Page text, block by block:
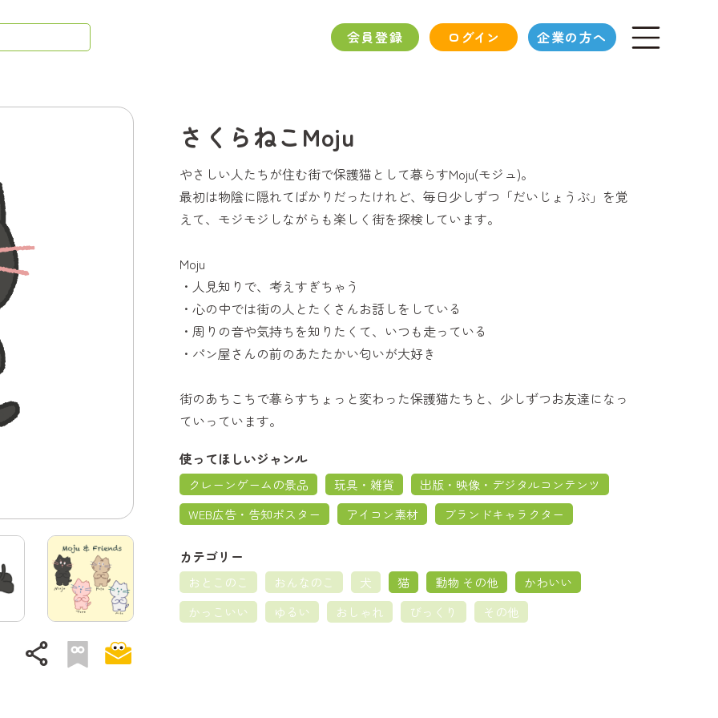
会員登録 ログイン 企業の方へ
share
さくらねこMoju
やさしい人たちが住む街で保護猫として暮らすMoju(モジュ)。
最初は物陰に隠れてばかりだったけれど、毎日少しずつ「だいじょうぶ」を覚
えて、モジモジしながらも楽しく街を探検しています。
Moju
・人見知りで、考えすぎちゃう
・心の中では街の人とたくさんお話しをしている
・周りの音や気持ちを知りたくて、いつも走っている
・パン屋さんの前のあたたかい匂いが大好き
街のあちこちで暮らすちょっと変わった保護猫たちと、少しずつお友達になっ
ていっています。
使ってほしいジャンル
クレーンゲームの景品 玩具・雑貨
出版・映像・デジタルコンテンツ
WEB広告・告知ポスター
アイコン素材 ブランドキャラクター
カテゴリー
おとこのこ おんなのこ 犬 猫 動物 その他
かわいい
かっこいい
ゆるい おしゃれ びっくり その他